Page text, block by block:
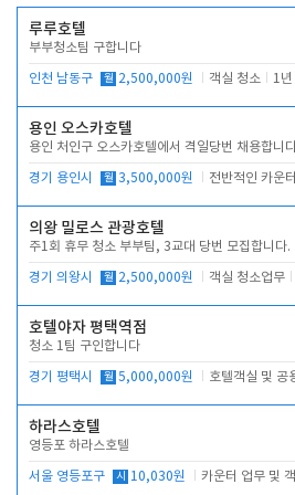
루루호텔
부부청소팀 구합니다
인천 남동구 월 2,500,000원 객실 청소 1
용인 오스카호텔
용인 처인구 오스카호텔에서 격일당번 채용합니
경기 용인시 월 3,500,000원
의왕 밀로스 관광호텔
주1회 휴무 청소 부부팀, 3교대 당번 모집합니다.
경기 의왕시 월 2,500,000원 객실 청소업무
호텔야자 평택역점
청소 1팀 구인합니다
경기 평택시 월 5,000,000원
하라스호텔
영등포 하라스호텔
서울 영등포구 시 10,030원